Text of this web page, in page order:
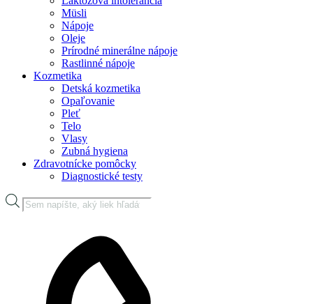
Müsli
Nápoje
Oleje
Prírodné minerálne nápoje
Rastlinné nápoje
Kozmetika
Detská kozmetika
Opaľovanie
Pleť
Telo
Vlasy
Zubná hygiena
Zdravotnícke pomôcky
Diagnostické testy
Products
search